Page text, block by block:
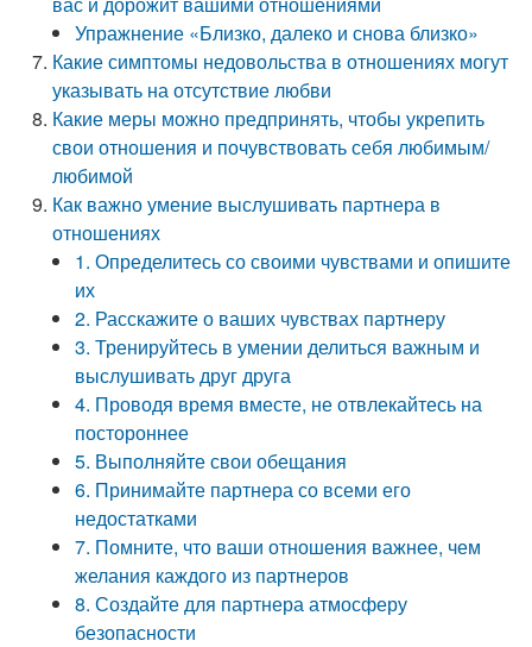
Упражнение «Близко, далеко и снова близко»
Какие симптомы недовольства в отношениях могут
указывать на отсутствие любви
Какие меры можно предпринять, чтобы укрепить
свои отношения и почувствовать себя любимым/
любимой
Как важно умение выслушивать партнера в
отношениях
1. Определитесь со своими чувствами и опишите
их
2. Расскажите о ваших чувствах партнеру
3. Тренируйтесь в умении делиться важным и
выслушивать друг друга
4. Проводя время вместе, не отвлекайтесь на
постороннее
5. Выполняйте свои обещания
6. Принимайте партнера со всеми его
недостатками
7. Помните, что ваши отношения важнее, чем
желания каждого из партнеров
8. Создайте для партнера атмосферу
безопасности